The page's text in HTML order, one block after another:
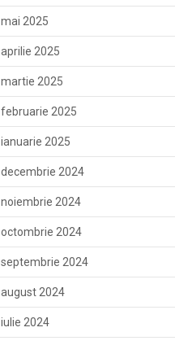
mai 2025
aprilie 2025
martie 2025
februarie 2025
ianuarie 2025
decembrie 2024
noiembrie 2024
octombrie 2024
septembrie 2024
august 2024
iulie 2024